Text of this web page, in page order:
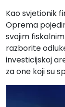
Kao svjetionik
Oprema
svojim
razborite
investicijskoj
za one koji su